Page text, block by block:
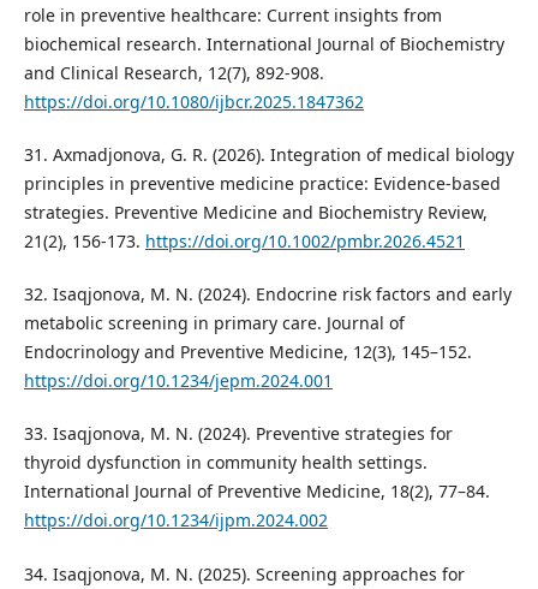
role in preventive healthcare: Current insights from
biochemical research. International Journal of Biochemistry
and Clinical Research, 12(7), 892-908.
https://doi.org/10.1080/ijbcr.2025.1847362
31. Axmadjonova, G. R. (2026). Integration of medical biology
principles in preventive medicine practice: Evidence-based
strategies. Preventive Medicine and Biochemistry Review,
21(2), 156-173. https://doi.org/10.1002/pmbr.2026.4521
32. Isaqjonova, M. N. (2024). Endocrine risk factors and early
metabolic screening in primary care. Journal of
Endocrinology and Preventive Medicine, 12(3), 145–152.
https://doi.org/10.1234/jepm.2024.001
33. Isaqjonova, M. N. (2024). Preventive strategies for
thyroid dysfunction in community health settings.
International Journal of Preventive Medicine, 18(2), 77–84.
https://doi.org/10.1234/ijpm.2024.002
34. Isaqjonova, M. N. (2025). Screening approaches for